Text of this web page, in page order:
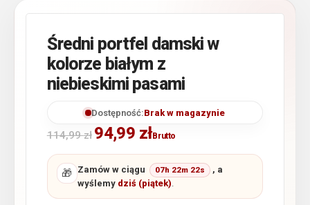
Średni portfel damski w
kolorze białym z
niebieskimi pasami
Dostępność:Brak w magazynie
114,99zł 94,99 złBrutto
🎁 Zamów w ciągu 07h 22m 21s
, a
wyślemy dziś (piątek).